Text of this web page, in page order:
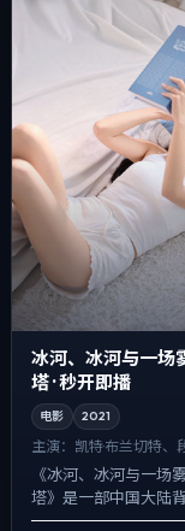
冰河、冰河与一场
塔 · 秒开即播
电影 2021
主演： 凯特·布兰切特、
《冰河、冰河与一场
塔》是一部中国大陆背
剧作品，2021年公映